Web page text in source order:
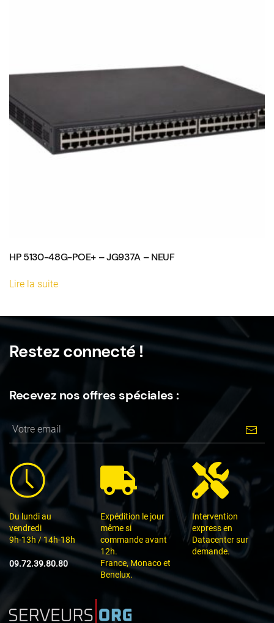
HP 5130-48G-POE+ – JG937A – NEUF
Lire la suite
Restez connecté !
Recevez nos offres spéciales :
Du lundi au
vendredi
9h-13h / 14h-18h
09.72.39.80.80
Expédition le jour
même si
commande avant
12h.
France, Monaco et
Benelux.
Intervention
express en
Datacenter sur
demande.